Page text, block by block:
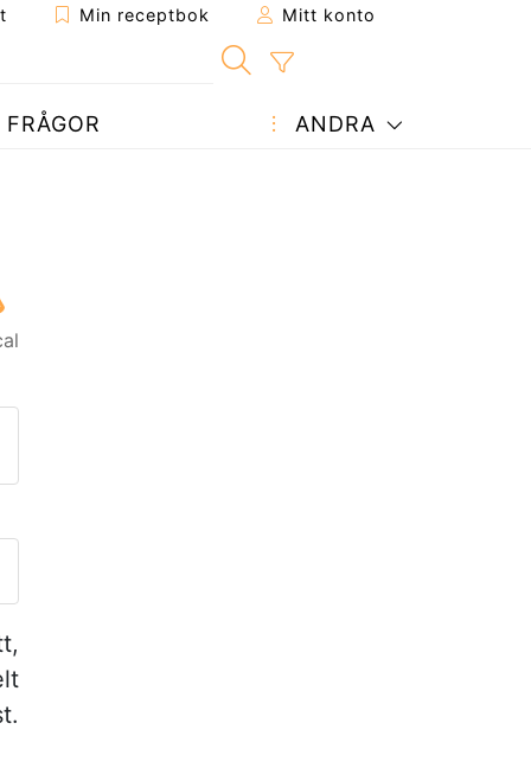
Min receptbok Mitt konto
FRÅGOR ANDRA
till en vän
sida
en fråga till författaren
upp ditt foto av detta